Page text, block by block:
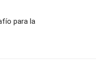
para la